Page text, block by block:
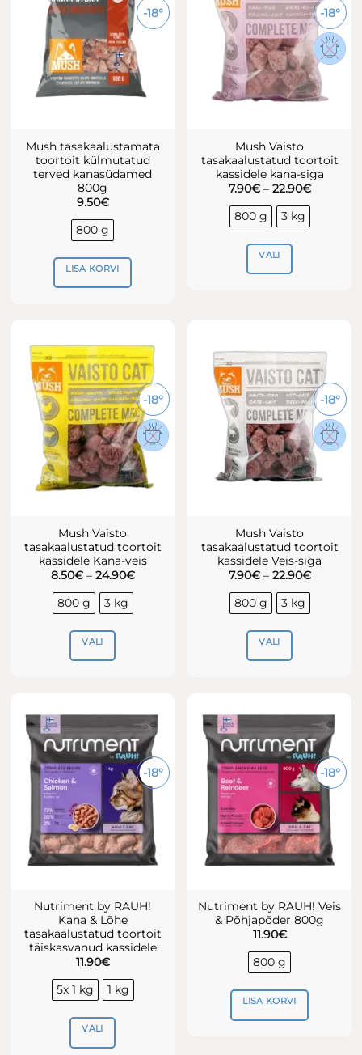
-18°
Mush tasakaalustamata
toortoit külmutatud
terved kanasüdamed
800g
9.50€
800 g
LISA KORVI
-18°
Mush Vaisto
tasakaalustatud toortoit
kassidele kana-siga
7.90€ – 22.90€
kuni
800 g 3 kg
VALI
varianti.
Valikuid
saab
teha
tootelehel.
-18°
Mush Vaisto
tasakaalustatud toortoit
kassidele Kana-veis
8.50€ – 24.90€Hinnavahemik:
800 g 3 kg
VALI
mitu
varianti.
Valikuid
saab
teha
tootelehel.
-18°
Mush Vaisto
tasakaalustatud toortoit
kassidele Veis-siga
7.90€ – 22.90€
kuni
800 g 3 kg
VALI
mitu
varianti.
Valikuid
saab
teha
tootelehel.
-18°
Nutriment by RAUH!
Kana & Lõhe
tasakaalustatud toortoit
täiskasvanud kassidele
11.90€
5x 1 kg 1 kg
VALI
-18°
Nutriment by RAUH! Veis
& Põhjapõder 800g
11.90€
800 g
LISA KORVI